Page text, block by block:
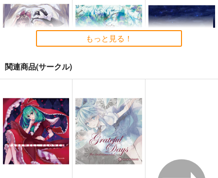
幽閉サテライト
2,200円（税込）
東方Project
サンプル
京 ～ Fossilized Won
ders.
上海アリス幻樂団
1,760円（税込）
東方Project
サンプル
カート
もっと見る！
関連商品(サークル)